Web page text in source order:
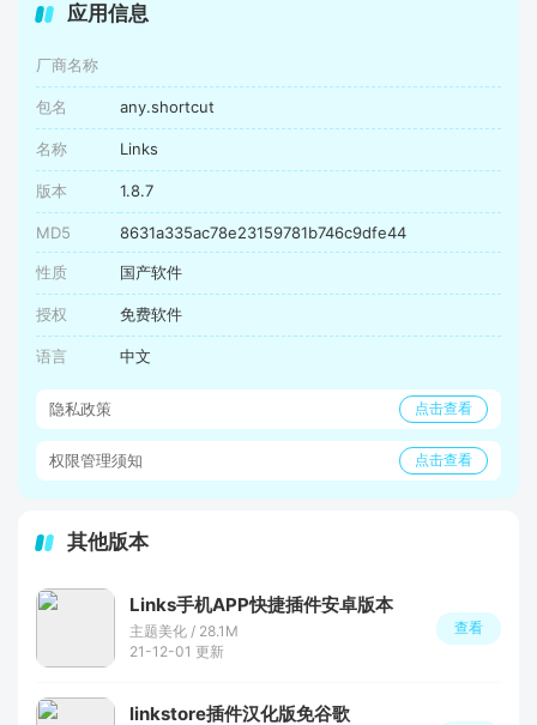
应用信息
厂商名称
包名 any.shortcut
名称 Links
版本 1.8.7
MD5 8631a335ac78e23159781b746c9dfe44
性质 国产软件
授权 免费软件
语言 中文
隐私政策 点击查看
权限管理须知 点击查看
其他版本
Links手机APP快捷插件安卓版本
主题美化 / 28.1M
21-12-01 更新
查看
linkstore插件汉化版免谷歌